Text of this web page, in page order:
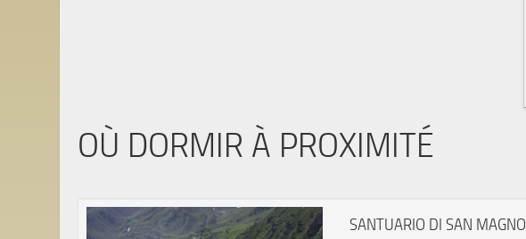
OÙ DORMIR À PROXIMITÉ
SANTUARIO DI SAN MAGNO